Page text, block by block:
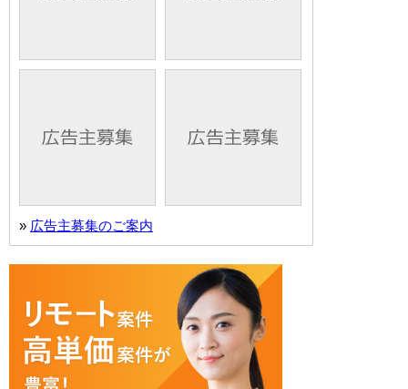
» 広告主募集のご案内